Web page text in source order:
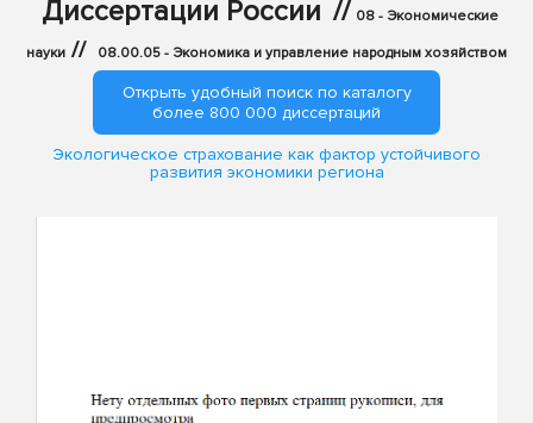
Диссертации России // 08 - Экономические
науки // 08.00.05 - Экономика и управление народным хозяйством
Открыть удобный поиск по каталогу
более 800 000 диссертаций
Экологическое страхование как фактор устойчивого
развития экономики региона